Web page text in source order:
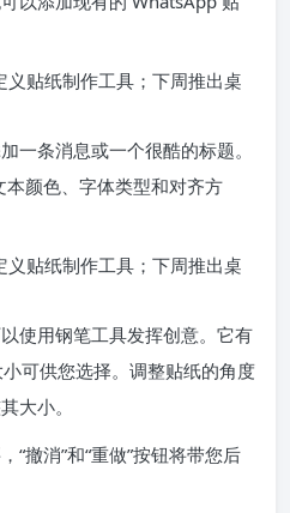
一条消息或一个很酷的标题。
颜色、字体类型和对齐方
使用钢笔工具发挥创意。它有
可供您选择。调整贴纸的角度
大小。
“撤消”和“重做”按钮将带您后